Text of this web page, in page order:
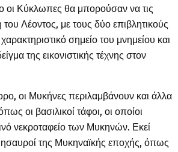
οι Κύκλωπες θα μπορούσαν να τις
Λέοντος, με τους δύο επιβλητικούς
χαρακτηριστικό σημείο του μνημείου και
της εικονιστικής τέχνης στον
οι Μυκήνες περιλαμβάνουν και άλλα
οι βασιλικοί τάφοι, οι οποίοι
νεκροταφείο των Μυκηνών. Εκεί
της Μυκηναϊκής εποχής, όπως